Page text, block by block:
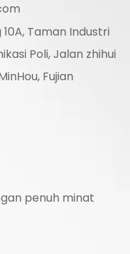
Taman Industri
Poli, Jalan zhihui
Fujian
penuh minat